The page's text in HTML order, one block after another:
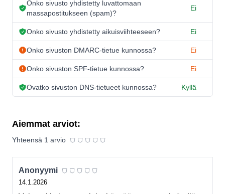
Onko sivusto yhdistetty luvattomaan
massapostitukseen (spam)?
Ei
Onko sivusto yhdistetty aikuisviihteeseen? Ei
Onko sivuston DMARC-tietue kunnossa? Ei
Onko sivuston SPF-tietue kunnossa? Ei
Ovatko sivuston DNS-tietueet kunnossa? Kyllä
Aiemmat arviot:
Yhteensä 1 arvio ⛉ ⛉ ⛉ ⛉ ⛉
Anonyymi ⛉ ⛉ ⛉ ⛉ ⛉
14.1.2026